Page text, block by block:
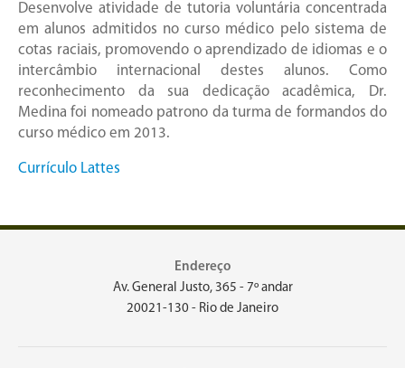
Desenvolve atividade de tutoria voluntária concentrada
em alunos admitidos no curso médico pelo sistema de
cotas raciais, promovendo o aprendizado de idiomas e o
intercâmbio internacional destes alunos. Como
reconhecimento da sua dedicação acadêmica, Dr.
Medina foi nomeado patrono da turma de formandos do
curso médico em 2013.
Currículo Lattes
Endereço
Av. General Justo, 365 - 7º andar
20021-130 - Rio de Janeiro